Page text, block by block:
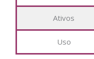
Ativos
Uso